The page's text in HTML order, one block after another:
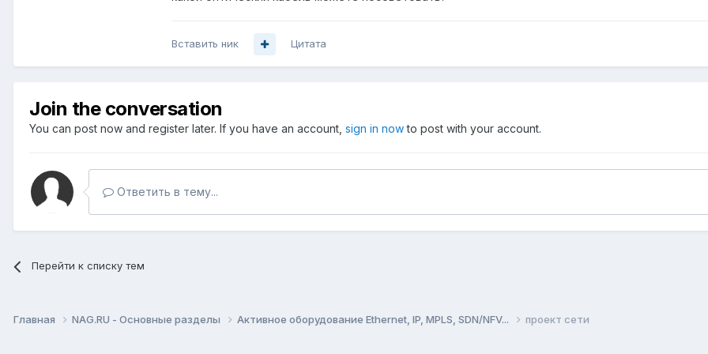
Вставить ник Цитата
Join the conversation
You can post now and register later. If you have an account, sign in nowto post with your account.
Ответить в тему...
Перейти к списку тем
Главная NAG.RU - Основные разделы Активное оборудование Ethernet, IP, MPLS, SDN/NFV... проект сети